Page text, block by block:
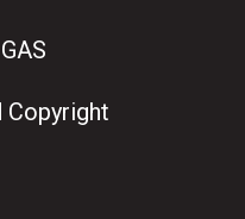
Copyright